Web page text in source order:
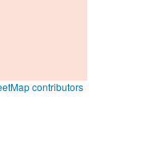
contributors